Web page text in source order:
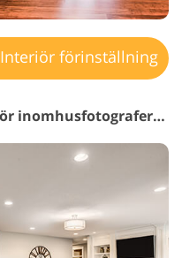
Interiör förinställning
Lightroom-förinställningar för inomhusfotografering #3 "Soft HDR"